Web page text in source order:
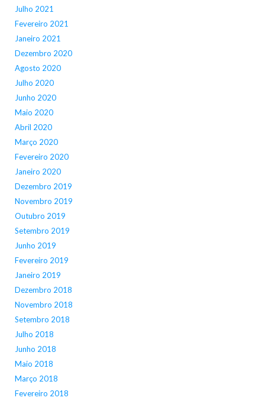
Julho 2021
Fevereiro 2021
Janeiro 2021
Dezembro 2020
Agosto 2020
Julho 2020
Junho 2020
Maio 2020
Abril 2020
Março 2020
Fevereiro 2020
Janeiro 2020
Dezembro 2019
Novembro 2019
Outubro 2019
Setembro 2019
Junho 2019
Fevereiro 2019
Janeiro 2019
Dezembro 2018
Novembro 2018
Setembro 2018
Julho 2018
Junho 2018
Maio 2018
Março 2018
Fevereiro 2018